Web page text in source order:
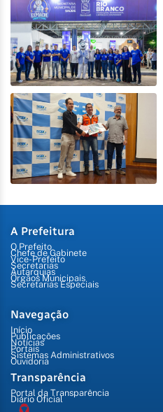
A Prefeitura
O Prefeito
Chefe de Gabinete
Vice-Prefeito
Secretarias
Autarquias
Órgãos Municipais
Secretarias Especiais
Navegação
Início
Publicações
Notícias
Portais
Sistemas Administrativos
Ouvidoria
Transparência
Portal da Transparência
Diário Oficial